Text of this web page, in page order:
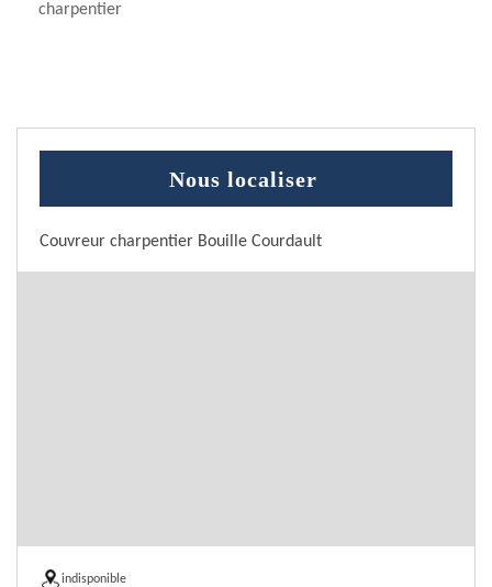
charpentier
Nous localiser
Couvreur charpentier Bouille Courdault
indisponible